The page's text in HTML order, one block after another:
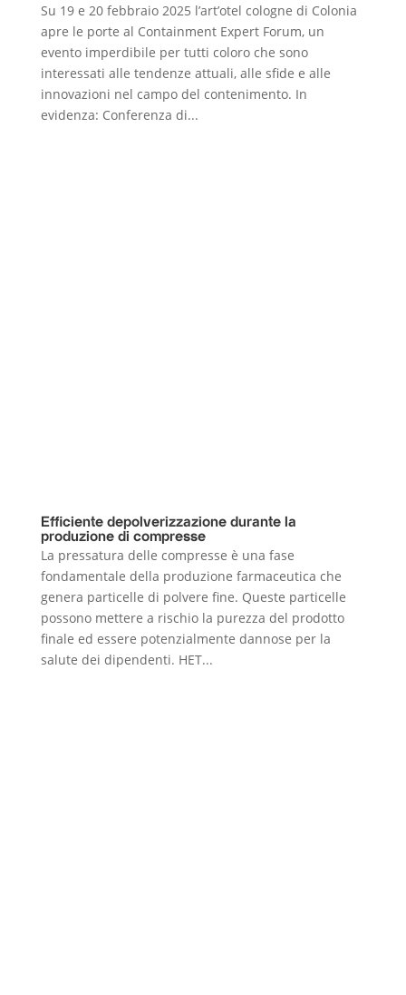
Su 19 e 20 febbraio 2025 l’art’otel cologne di Colonia
apre le porte al Containment Expert Forum, un
evento imperdibile per tutti coloro che sono
interessati alle tendenze attuali, alle sfide e alle
innovazioni nel campo del contenimento. In
evidenza: Conferenza di...
Efficiente depolverizzazione durante la
produzione di compresse
La pressatura delle compresse è una fase
fondamentale della produzione farmaceutica che
genera particelle di polvere fine. Queste particelle
possono mettere a rischio la purezza del prodotto
finale ed essere potenzialmente dannose per la
salute dei dipendenti. HET...